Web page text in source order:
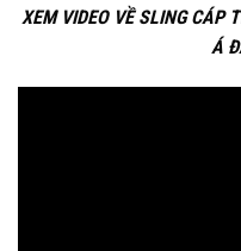
XEM VIDEO VỀ SLING CÁP
Á